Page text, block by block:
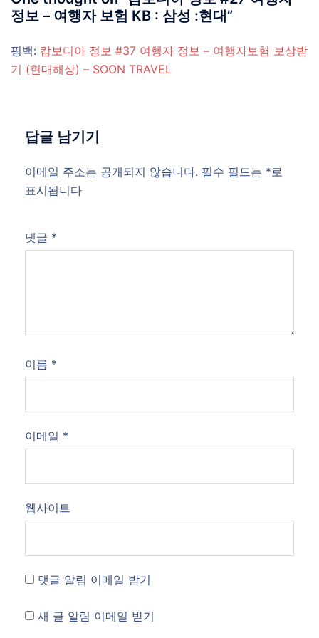
정보 – 여행자 보험 KB : 삼성 :현대”
핑백: 캄보디아 정보 #37 여행자 정보 – 여행자보험 보상받
기 (현대해상) – SOON TRAVEL
답글 남기기
이메일 주소는 공개되지 않습니다. 필수 필드는 * 로
표시됩니다
댓글 *
이름 *
이메일 *
웹사이트
댓글 알림 이메일 받기
새 글 알림 이메일 받기